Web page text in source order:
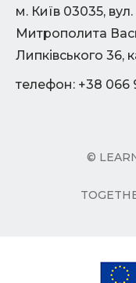
м. Київ 03035, вул.
Митрополита
Липківського 36,
телефон: +38 066
©